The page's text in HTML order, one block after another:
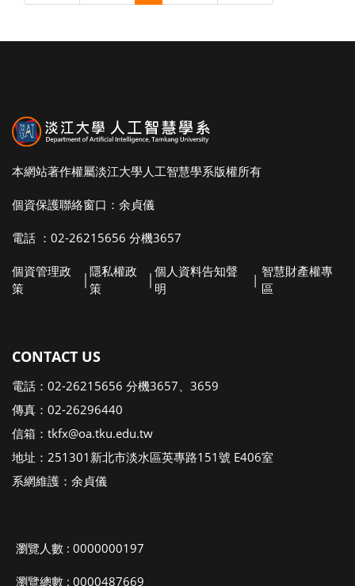
本網站著作權屬淡江大學人工智慧學系版權所有
個資保護聯絡窗口：余貞儀
電話 ：02-26215656 分機3657
個資管理政
策
隱私權政
策
個人資料告知聲
明
|
智慧財產權專
區
CONTACT US
電話：02-26215656 分機3657、3659
傳真：02-26296440
信箱：tkfx@oa.tku.edu.tw
地址：251301新北市淡水區英專路151號 E406室
系網維護：余貞儀
瀏覽人數 : 0000000197
瀏覽總數 : 0000487669